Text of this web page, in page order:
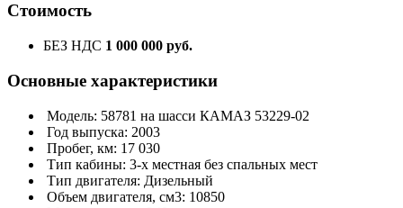
Стоимость
БЕЗ НДС 1 000 000 руб.
Основные характеристики
Модель: 58781 на шасси КАМАЗ 53229-02
Год выпуска: 2003
Пробег, км: 17 030
Тип кабины: 3-х местная без спальных мест
Тип двигателя: Дизельный
Объем двигателя, см3: 10850